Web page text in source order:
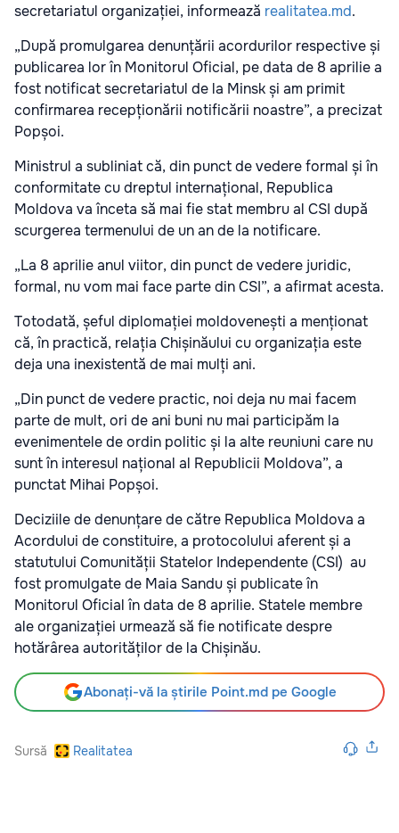
secretariatul organizației, informează realitatea.md.
„După promulgarea denunțării acordurilor respective și
publicarea lor în Monitorul Oficial, pe data de 8 aprilie a
fost notificat secretariatul de la Minsk și am primit
confirmarea recepționării notificării noastre”, a precizat
Popșoi.
Ministrul a subliniat că, din punct de vedere formal și în
conformitate cu dreptul internațional, Republica
Moldova va înceta să mai fie stat membru al CSI după
scurgerea termenului de un an de la notificare.
„La 8 aprilie anul viitor, din punct de vedere juridic,
formal, nu vom mai face parte din CSI”, a afirmat acesta.
Totodată, șeful diplomației moldovenești a menționat
că, în practică, relația Chișinăului cu organizația este
deja una inexistentă de mai mulți ani.
„Din punct de vedere practic, noi deja nu mai facem
parte de mult, ori de ani buni nu mai participăm la
evenimentele de ordin politic și la alte reuniuni care nu
sunt în interesul național al Republicii Moldova”, a
punctat Mihai Popșoi.
Deciziile de denunțare de către Republica Moldova a
Acordului de constituire, a protocolului aferent și a
statutului Comunității Statelor Independente (CSI) au
fost promulgate de Maia Sandu și publicate în
Monitorul Oficial în data de 8 aprilie. Statele membre
ale organizației urmează să fie notificate despre
hotărârea autorităților de la Chișinău.
Abonați-vă la știrile Point.md pe Google
Sursă Realitatea